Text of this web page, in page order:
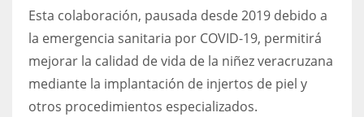
Esta colaboración, pausada desde 2019 debido a
la emergencia sanitaria por COVID-19, permitirá
mejorar la calidad de vida de la niñez veracruzana
mediante la implantación de injertos de piel y
otros procedimientos especializados.